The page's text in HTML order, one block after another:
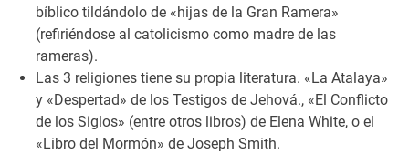
bíblico tildándolo de «hijas de la Gran Ramera»
(refiriéndose al catolicismo como madre de las
rameras).
Las 3 religiones tiene su propia literatura. «La Atalaya»
y «Despertad» de los Testigos de Jehová., «El Conflicto
de los Siglos» (entre otros libros) de Elena White, o el
«Libro del Mormón» de Joseph Smith.